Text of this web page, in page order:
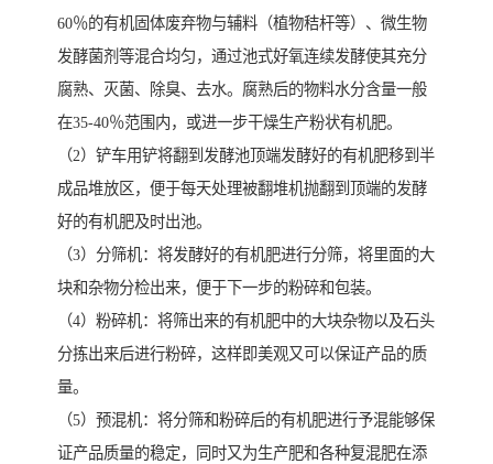
60％的有机固体废弃物与辅料（植物秸杆等）、微生物
发酵菌剂等混合均匀，通过池式好氧连续发酵使其充分
腐熟、灭菌、除臭、去水。腐熟后的物料水分含量一般
在35-40％范围内，或进一步干燥生产粉状有机肥。
（2）铲车用铲将翻到发酵池顶端发酵好的有机肥移到半
成品堆放区，便于每天处理被翻堆机抛翻到顶端的发酵
好的有机肥及时出池。
（3）分筛机：将发酵好的有机肥进行分筛，将里面的大
块和杂物分检出来，便于下一步的粉碎和包装。
（4）粉碎机：将筛出来的有机肥中的大块杂物以及石头
分拣出来后进行粉碎，这样即美观又可以保证产品的质
量。
（5）预混机：将分筛和粉碎后的有机肥进行予混能够保
证产品质量的稳定，同时又为生产肥和各种复混肥在添